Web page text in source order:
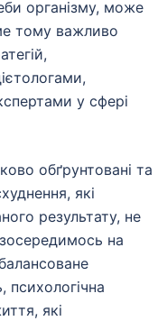
організму, може
тому важливо
у сфері
обґрунтовані та
які
результату, не
на
психологічна
які